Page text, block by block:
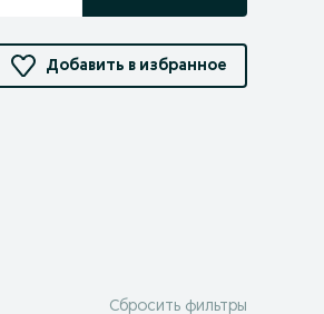
Добавить в избранное
Сбросить фильтры